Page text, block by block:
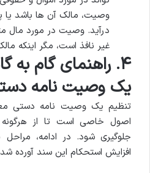
وصیت، مالک آن ها باشد یا
درآید. وصیت در مورد مال
غیر نافذ است، مگر اینکه
۴. راهنمای گام به
یک وصیت نامه
تنظیم یک وصیت نامه دستی
اصول خاصی است تا از هرگونه
جلوگیری شود. در ادامه،
افزایش استحکام این سند آورده